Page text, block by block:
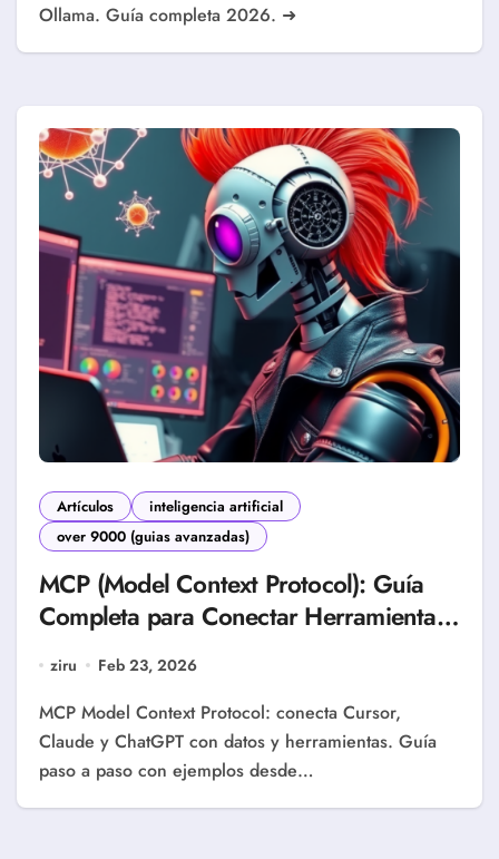
Ollama. Guía completa 2026. ➜
Artículos
inteligencia artificial
over 9000 (guias avanzadas)
MCP (Model Context Protocol): Guía
Completa para Conectar Herramientas
ziru Feb 23, 2026
MCP Model Context Protocol: conecta Cursor,
Claude y ChatGPT con datos y herramientas. Guía
paso a paso con ejemplos desde…